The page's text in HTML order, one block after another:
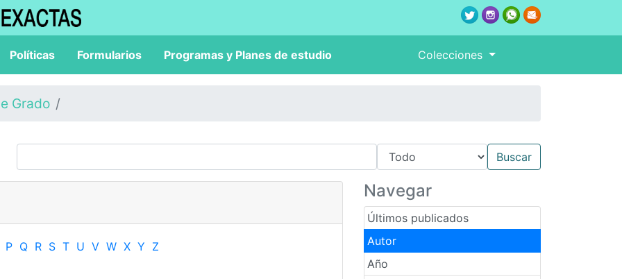
Políticas Formularios Programas y Planes de estudio Colecciones
Grado
Navegar
Últimos publicados
Autor
Año
P Q R S T U V W X Y Z